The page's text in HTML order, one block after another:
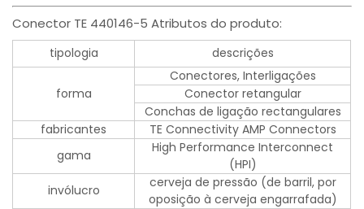
Conector TE 440146-5 Atributos do produto:
tipologia descrições
forma
Conectores, Interligações
Conector retangular
Conchas de ligação rectangulares
fabricantes
TE Connectivity AMP Connectors
gama
High Performance Interconnect
(HPI)
invólucro
cerveja de pressão (de barril, por
oposição à cerveja engarrafada)